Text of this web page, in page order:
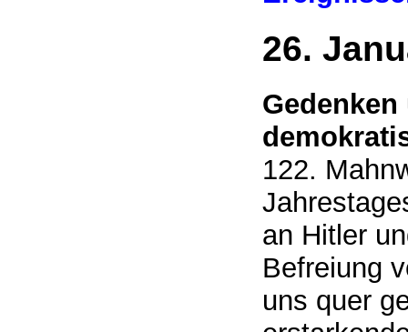
26.
122.
an Hitler
Befreiung
uns quer